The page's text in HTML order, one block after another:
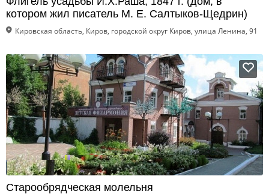
котором жил писатель М. Е. Салтыков-Щедрин)
Кировская область, Киров, городской округ Киров, улица Ленина, 91
Старообрядческая молельня